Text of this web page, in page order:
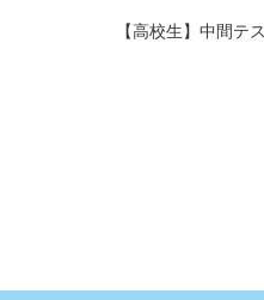
【高校生】中間テ